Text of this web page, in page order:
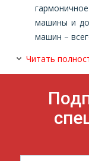
машины и
машин –
Читать